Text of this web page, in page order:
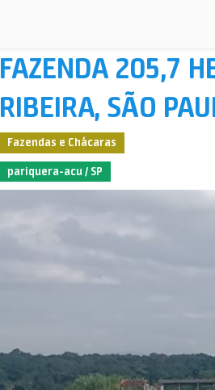
FAZENDA 205,7
RIBEIRA, SÃO
Fazendas e Chácaras
pariquera-acu / SP